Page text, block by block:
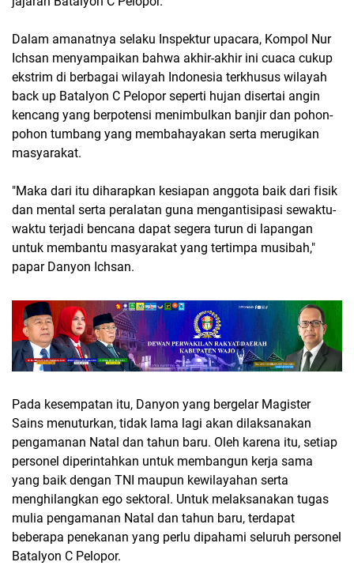
Dalam amanatnya selaku Inspektur upacara, Kompol Nur
Ichsan menyampaikan bahwa akhir-akhir ini cuaca cukup
ekstrim di berbagai wilayah Indonesia terkhusus wilayah
back up Batalyon C Pelopor seperti hujan disertai angin
kencang yang berpotensi menimbulkan banjir dan pohon-
pohon tumbang yang membahayakan serta merugikan
masyarakat.
"Maka dari itu diharapkan kesiapan anggota baik dari fisik
dan mental serta peralatan guna mengantisipasi sewaktu-
waktu terjadi bencana dapat segera turun di lapangan
untuk membantu masyarakat yang tertimpa musibah,"
papar Danyon Ichsan.
Pada kesempatan itu, Danyon yang bergelar Magister
Sains menuturkan, tidak lama lagi akan dilaksanakan
pengamanan Natal dan tahun baru. Oleh karena itu, setiap
personel diperintahkan untuk membangun kerja sama
yang baik dengan TNI maupun kewilayahan serta
menghilangkan ego sektoral. Untuk melaksanakan tugas
mulia pengamanan Natal dan tahun baru, terdapat
beberapa penekanan yang perlu dipahami seluruh personel
Batalyon C Pelopor.